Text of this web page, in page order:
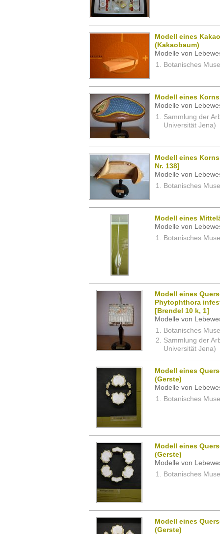
Modell eines
(Kakaobaum)
Modelle von
Botanisches
Modell eines
Modelle von
Sammlung der
Universität Jena)
Modell eines
Nr. 138]
Modelle von
Botanisches
Modell eines
Modelle von
Botanisches
Modell eines
Phytophthora
[Brendel 10 k, 1]
Modelle von
Botanisches
Sammlung der
Universität Jena)
Modell eines
(Gerste)
Modelle von
Botanisches
Modell eines
(Gerste)
Modelle von
Botanisches
Modell eines
(Gerste)